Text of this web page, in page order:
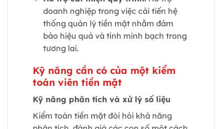
doanh nghiệp trong việc cải tiến hệ
thống quản lý tiền mặt nhằm đảm
bảo hiệu quả và tính minh bạch trong
tương lai.
Kỹ năng cần có của một kiểm
toán viên tiền mặt
Kỹ năng phân tích và xử lý số liệu
Kiểm toán tiền mặt đòi hỏi khả năng